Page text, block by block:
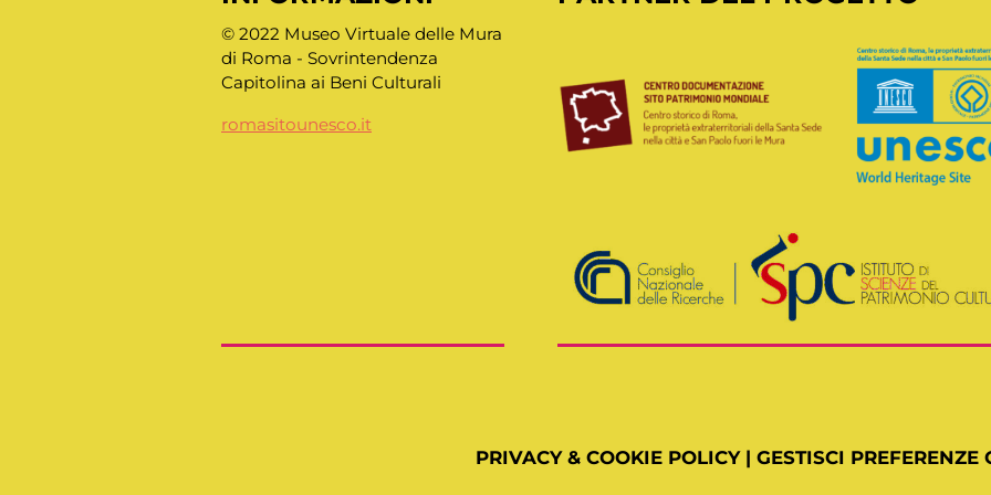
© 2022 Museo Virtuale delle Mura
di Roma - Sovrintendenza
Capitolina ai Beni Culturali
romasitounesco.it
PRIVACY & COOKIE POLICY| GESTISCI PREFERENZE